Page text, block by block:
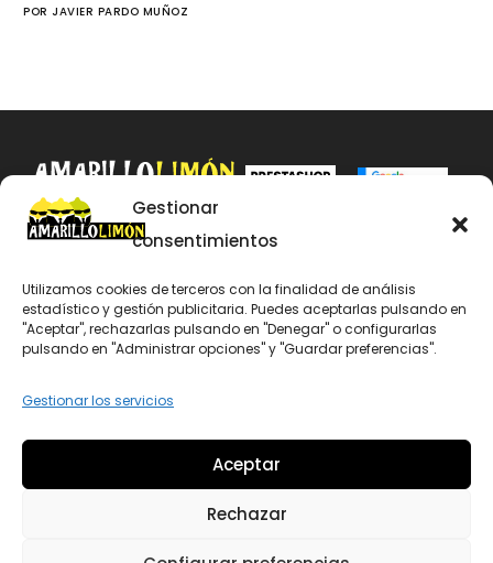
Gestionar
consentimientos
Utilizamos cookies de terceros con la finalidad de análisis
estadístico y gestión publicitaria. Puedes aceptarlas pulsando en
"Aceptar", rechazarlas pulsando en "Denegar" o configurarlas
pulsando en "Administrar opciones" y "Guardar preferencias".
Gestionar los servicios
Aceptar
Rechazar
POR JAVIER PARDO MUÑOZ
634 470 111
info@amarillolimon.net
Aviso Legal
Política de Cookies
Agentes Digitalizadores Marketing